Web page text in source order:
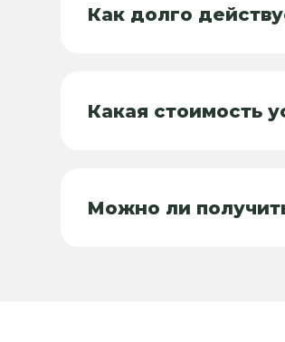
Как долго
Какая стоимость
Можно ли